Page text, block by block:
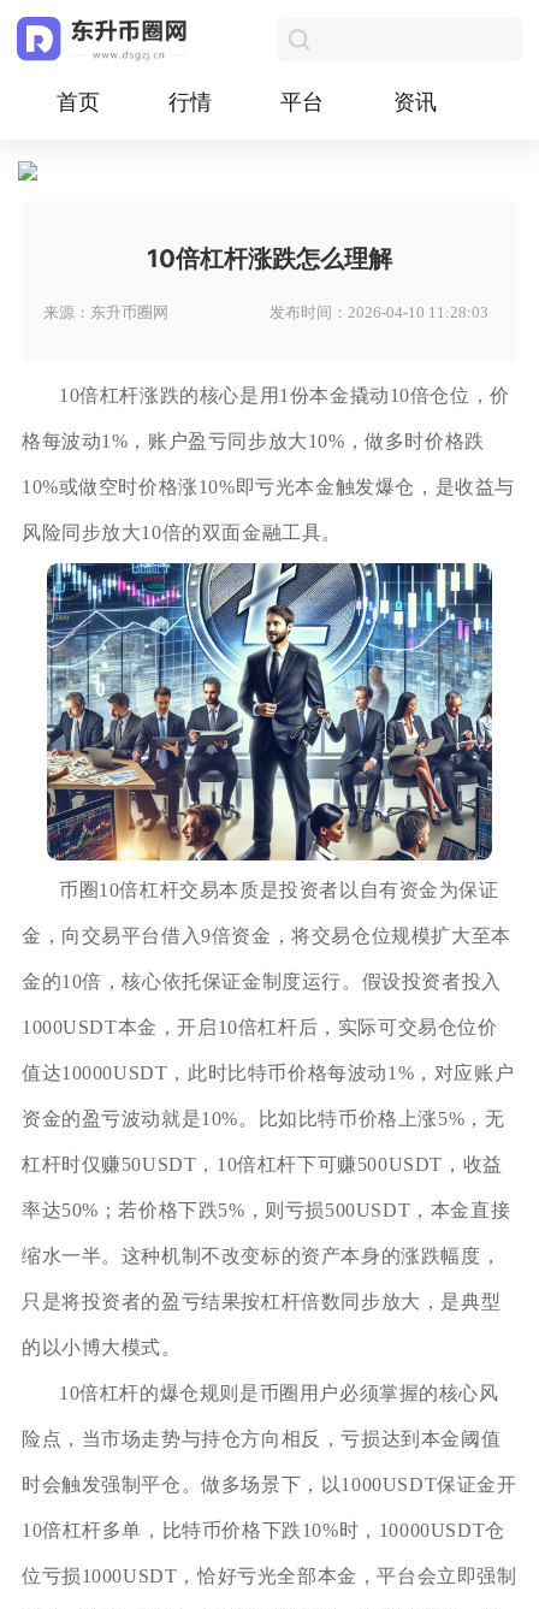
首页 行情 平台 资讯
10倍杠杆涨跌怎么理解
来源：东升币圈网 发布时间：2026-04-10 11:28:03
10倍杠杆涨跌的核心是用1份本金撬动10倍仓位，价
格每波动1%，账户盈亏同步放大10%，做多时价格跌
10%或做空时价格涨10%即亏光本金触发爆仓，是收益与
风险同步放大10倍的双面金融工具。
币圈10倍杠杆交易本质是投资者以自有资金为保证
金，向交易平台借入9倍资金，将交易仓位规模扩大至本
金的10倍，核心依托保证金制度运行。假设投资者投入
1000USDT本金，开启10倍杠杆后，实际可交易仓位价
值达10000USDT，此时比特币价格每波动1%，对应账户
资金的盈亏波动就是10%。比如比特币价格上涨5%，无
杠杆时仅赚50USDT，10倍杠杆下可赚500USDT，收益
率达50%；若价格下跌5%，则亏损500USDT，本金直接
缩水一半。这种机制不改变标的资产本身的涨跌幅度，
只是将投资者的盈亏结果按杠杆倍数同步放大，是典型
的以小博大模式。
10倍杠杆的爆仓规则是币圈用户必须掌握的核心风
险点，当市场走势与持仓方向相反，亏损达到本金阈值
时会触发强制平仓。做多场景下，以1000USDT保证金开
10倍杠杆多单，比特币价格下跌10%时，10000USDT仓
位亏损1000USDT，恰好亏光全部本金，平台会立即强制